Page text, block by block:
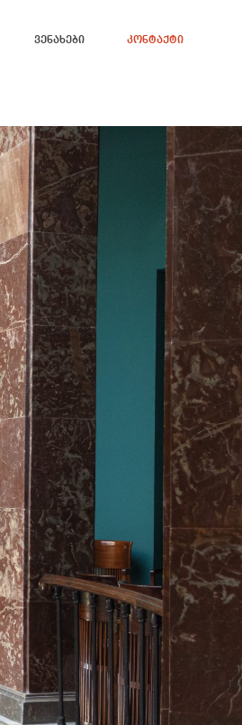
Ვენახები Კონტაქტი